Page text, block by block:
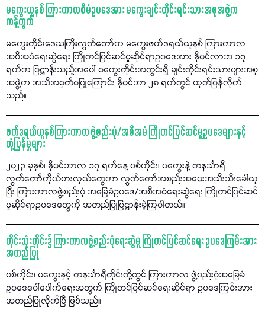
မကွေးယူနစ် ကြားကာလစီမံဥပဒေအား မကွေးချင်းတိုင်းရင်းသားအစုအဖွဲ့က
ကန့်ကွက်
မကွေးတိုင်းဒေသကြီးလွှတ်တော်က မကွေးဖက်ဒရယ်ယူနစ် ကြားကာလ
အစီအမံရေးဆွဲရေး ကြိုတင်ပြင်ဆင်မှုဆိုင်ရာဥပဒေအား နိုဝင်လာဘ ၁၇
ရက်က ပြဋ္ဌာန်းသည့်အပေါ် မကွေးတိုင်းအတွင်းရှိ ချင်းတိုင်းရင်းသားများအစု
အဖွဲ့က အသိအမှတ်မပြုကြောင်း နိုဝင်ဘာ ၂၈ ရက်တွင် ထုတ်ပြန်လိုက်
သည်။
ဖက်ဒရယ်ယူနစ်ကြားကာလ ဖွဲ့စည်းပုံ/အစီအမံ ကြိုတင်ပြင်ဆင်မှုဥပဒေများနှင့်
တုံ့ပြန်မှုများ
၂၀၂၃ ခုနှစ်၊ နိုဝင်ဘာလ ၁၇ ရက်နေ့ စစ်ကိုင်း၊ မကွေးနဲ့ တနင်္သာရီ
လွှတ်တော်ကိုယ်စားလှယ်တွေဟာ လွှတ်တော်အစည်းအဝေးအသီးသီးခေါ်ယူ
ပြီး ကြားကာလဖွဲ့စည်းပုံ အခြေခံဥပဒေ/အစီအမံရေးဆွဲရေး ကြိုတင်ပြင်ဆင်
မှုဆိုင်ရာဥပဒေတွေကို အတည်ပြုပြဌာန်းခဲ့ကြပါတယ်။
တိုင်းသုံးတိုင်း၌ ကြားကာလဖွဲ့စည်းပုံရေးဆွဲမှု ကြိုတင်ပြင်ဆင်ရေး ဥပဒေကြမ်းအား
အတည်ပြု
စစ်ကိုင်း၊ မကွေးနှင့် တနင်္သာရီတိုင်းတို့တွင် ကြားကာလ ဖွဲ့စည်းပုံအခြေခံ
ဥပဒေပေါ်ပေါက်ရေးအတွက် ကြိုတင်ပြင်ဆင်ရေးဆိုင်ရာ ဥပဒေကြမ်းအား
အတည်ပြုလိုက်ပြီ ဖြစ်သည်။